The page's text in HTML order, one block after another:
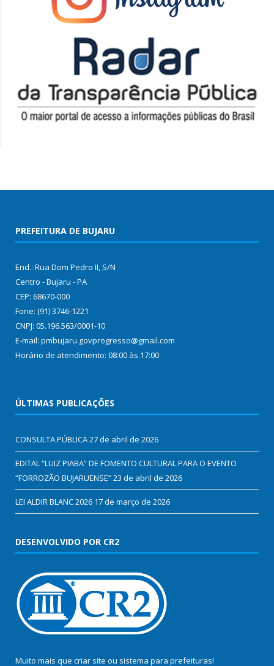
PREFEITURA DE BUJARU
End.: Rua Dom Pedro II, S/N
Centro - Bujaru - PA
CEP: 68670-000
Fone: (91) 3746-1221
CNPJ: 05.196.563/0001-10
E-mail: pmbujaru.govprogresso@gmail.com
Horário de atendimento: 08:00 às 17:00
ÚLTIMAS PUBLICAÇÕES
CONSULTA PÚBLICA27 de abril de 2026
EDITAL “LUIZ PIABA” DE FOMENTO CULTURAL PARA O EVENTO
“FORROZÃO BUJARUENSE”23 de abril de 2026
LEI ALDIR BLANC 2026 17 de março de 2026
DESENVOLVIDO POR CR2
Muito mais que criar site ou sistema para prefeituras!